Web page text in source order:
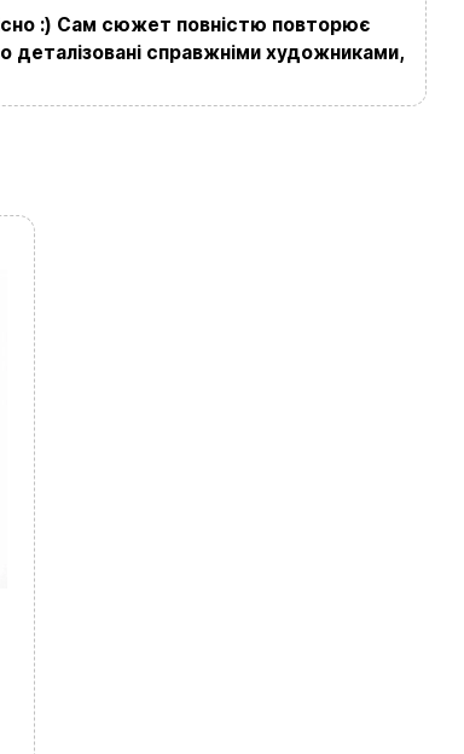
:) Сам сюжет повністю повторює
деталізовані справжніми художниками,